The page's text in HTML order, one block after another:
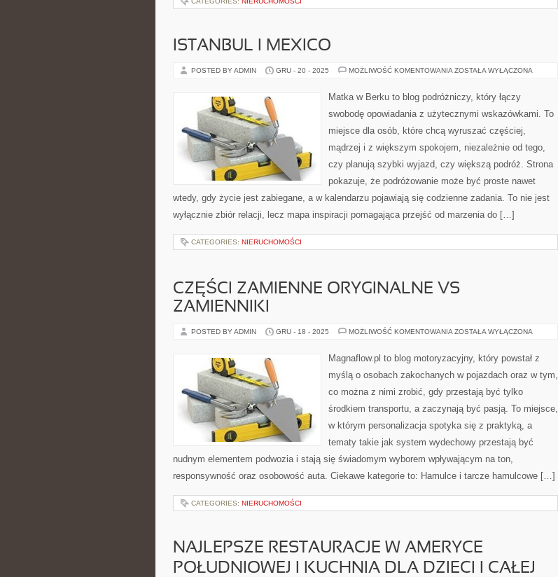
ISTANBUL I MEXICO
POSTED BY ADMIN GRU - 20 - 2025 MOŻLIWOŚĆ KOMENTOWANIA ISTANBUL
ZOSTAŁA WYŁĄCZONA
Matka w Berku to blog podróżniczy, który łączy
swobodę opowiadania z użytecznymi wskazówkami. To
miejsce dla osób, które chcą wyruszać częściej,
mądrzej i z większym spokojem, niezależnie od tego,
czy planują szybki wyjazd, czy większą podróż. Strona
pokazuje, że podróżowanie może być proste nawet
wtedy, gdy życie jest zabiegane, a w kalendarzu pojawiają się codzienne zadania. To nie jest
wyłącznie zbiór relacji, lecz mapa inspiracji pomagająca przejść od marzenia do […]
CATEGORIES: NIERUCHOMOŚCI
CZĘŚCI ZAMIENNE ORYGINALNE VS
ZAMIENNIKI
POSTED BY ADMIN GRU - 18 - 2025 MOŻLIWOŚĆ KOMENTOWANIA CZĘŚCI
VS
ZAMIENNIKI
ZOSTAŁA WYŁĄCZONA
Magnaflow.pl to blog motoryzacyjny, który powstał z
myślą o osobach zakochanych w pojazdach oraz w tym,
co można z nimi zrobić, gdy przestają być tylko
środkiem transportu, a zaczynają być pasją. To miejsce,
w którym personalizacja spotyka się z praktyką, a
tematy takie jak system wydechowy przestają być
nudnym elementem podwozia i stają się świadomym wyborem wpływającym na ton,
responsywność oraz osobowość auta. Ciekawe kategorie to: Hamulce i tarcze hamulcowe […]
CATEGORIES: NIERUCHOMOŚCI
NAJLEPSZE RESTAURACJE W AMERYCE
POŁUDNIOWEJ I KUCHNIA DLA DZIECI I CAŁEJ